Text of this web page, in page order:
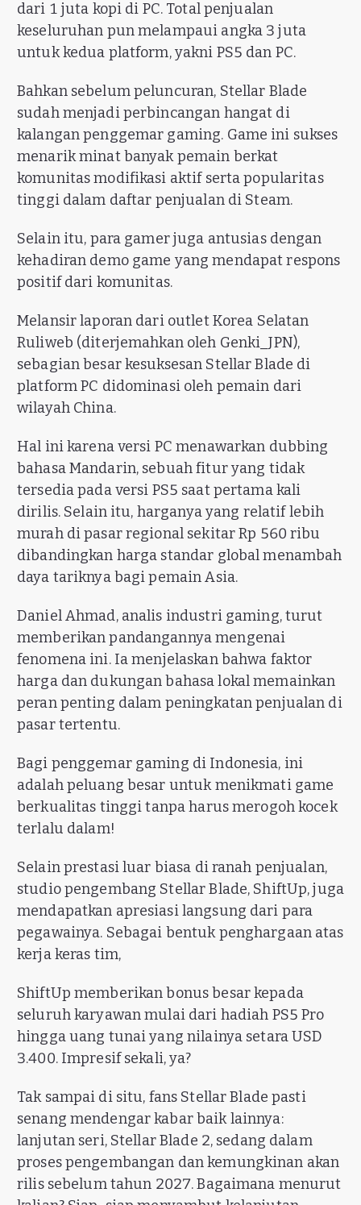
dari 1 juta kopi di PC. Total penjualan
keseluruhan pun melampaui angka 3 juta
untuk kedua platform, yakni PS5 dan PC.
Bahkan sebelum peluncuran, Stellar Blade
sudah menjadi perbincangan hangat di
kalangan penggemar gaming. Game ini sukses
menarik minat banyak pemain berkat
komunitas modifikasi aktif serta popularitas
tinggi dalam daftar penjualan di Steam.
Selain itu, para gamer juga antusias dengan
kehadiran demo game yang mendapat respons
positif dari komunitas.
Melansir laporan dari outlet Korea Selatan
Ruliweb (diterjemahkan oleh Genki_JPN),
sebagian besar kesuksesan Stellar Blade di
platform PC didominasi oleh pemain dari
wilayah China.
Hal ini karena versi PC menawarkan dubbing
bahasa Mandarin, sebuah fitur yang tidak
tersedia pada versi PS5 saat pertama kali
dirilis. Selain itu, harganya yang relatif lebih
murah di pasar regional sekitar Rp 560 ribu
dibandingkan harga standar global menambah
daya tariknya bagi pemain Asia.
Daniel Ahmad, analis industri gaming, turut
memberikan pandangannya mengenai
fenomena ini. Ia menjelaskan bahwa faktor
harga dan dukungan bahasa lokal memainkan
peran penting dalam peningkatan penjualan di
pasar tertentu.
Bagi penggemar gaming di Indonesia, ini
adalah peluang besar untuk menikmati game
berkualitas tinggi tanpa harus merogoh kocek
terlalu dalam!
Selain prestasi luar biasa di ranah penjualan,
studio pengembang Stellar Blade, ShiftUp, juga
mendapatkan apresiasi langsung dari para
pegawainya. Sebagai bentuk penghargaan atas
kerja keras tim,
ShiftUp memberikan bonus besar kepada
seluruh karyawan mulai dari hadiah PS5 Pro
hingga uang tunai yang nilainya setara USD
3.400. Impresif sekali, ya?
Tak sampai di situ, fans Stellar Blade pasti
senang mendengar kabar baik lainnya:
lanjutan seri, Stellar Blade 2, sedang dalam
proses pengembangan dan kemungkinan akan
rilis sebelum tahun 2027. Bagaimana menurut